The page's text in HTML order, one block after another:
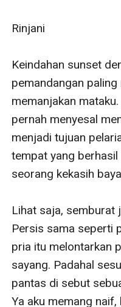
entah kemana? Dan
Rinjani
Keindahan sunset
pemandangan
memanjakan
pernah menyesal
menjadi tujuan
tempat yang
seorang kekasih
Lihat saja, semburat
Persis sama seperti
pria itu melontarkan
sayang. Padahal
pantas di sebut
Ya aku memang